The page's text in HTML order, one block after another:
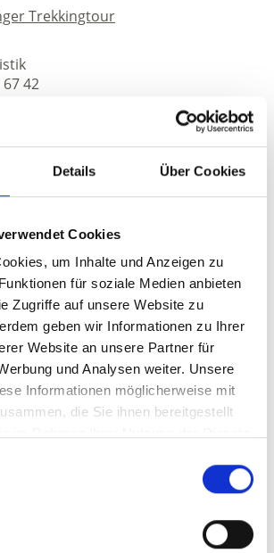
Details Über Cookies
Cookies
um Inhalte und Anzeigen zu
für soziale Medien anbieten
Zugriffe auf unsere Website zu
geben wir Informationen zu Ihrer
Website an unsere Partner für
und Analysen weiter. Unsere
Informationen möglicherweise mit
die Sie ihnen bereitgestellt
Trekkingtour
67 42